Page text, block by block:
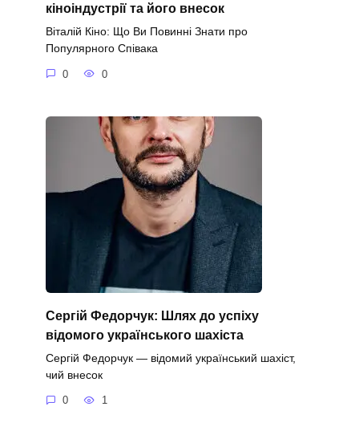
кіноіндустрії та його внесок
Віталій Кіно: Що Ви Повинні Знати про
Популярного Співака
0 0
Сергій Федорчук: Шлях до успіху
відомого українського шахіста
Сергій Федорчук — відомий український шахіст,
чий внесок
0 1